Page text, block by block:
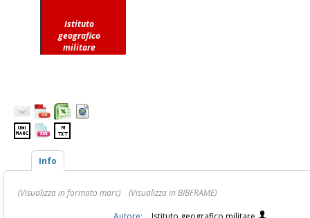
Istituto
geografico
militare
Info
(Visualizza in formato marc)
(Visualizza in BIBFRAME)